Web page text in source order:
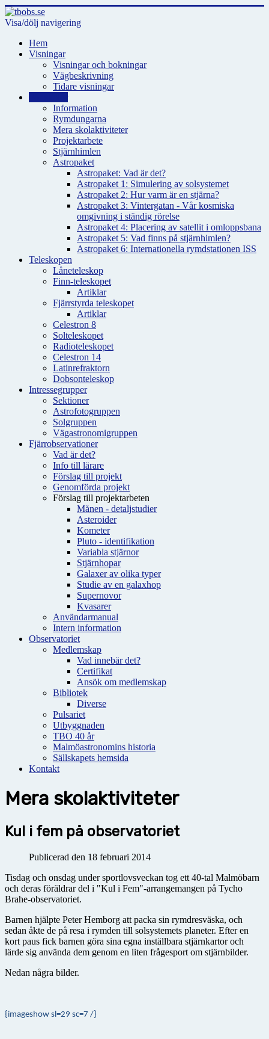
Visa/dölj navigering
Hem
Visningar
Visningar och bokningar
Vägbeskrivning
Tidare visningar
Information
Rymdungarna
Mera skolaktiviteter
Projektarbete
Stjärnhimlen
Astropaket
Astropaket: Vad är det?
Astropaket 1: Simulering av solsystemet
Astropaket 2: Hur varm är en stjärna?
Astropaket 3: Vintergatan - Vår kosmiska
omgivning i ständig rörelse
Astropaket 4: Placering av satellit i omloppsbana
Astropaket 5: Vad finns på stjärnhimlen?
Astropaket 6: Internationella rymdstationen ISS
Teleskopen
Låneteleskop
Finn-teleskopet
Artiklar
Fjärrstyrda teleskopet
Artiklar
Celestron 8
Solteleskopet
Radioteleskopet
Celestron 14
Latinrefraktorn
Dobsonteleskop
Intressegrupper
Sektioner
Astrofotogruppen
Solgruppen
Vägastronomigruppen
Fjärrobservationer
Vad är det?
Info till lärare
Förslag till projekt
Genomförda projekt
Förslag till projektarbeten
Månen - detaljstudier
Asteroider
Kometer
Pluto - identifikation
Variabla stjärnor
Stjärnhopar
Galaxer av olika typer
Studie av en galaxhop
Supernovor
Kvasarer
Användarmanual
Intern information
Observatoriet
Medlemskap
Vad innebär det?
Certifikat
Ansök om medlemskap
Bibliotek
Diverse
Pulsariet
Utbyggnaden
TBO 40 år
Malmöastronomins historia
Sällskapets hemsida
Kontakt
Mera skolaktiviteter
Kul i fem på observatoriet
Publicerad den 18 februari 2014
Tisdag och onsdag under sportlovsveckan tog ett 40-tal Malmöbarn
och deras föräldrar del i "Kul i Fem"-arrangemangen på Tycho
Brahe-observatoriet.
Barnen hjälpte Peter Hemborg att packa sin rymdresväska, och
sedan åkte de på resa i rymden till solsystemets planeter. Efter en
kort paus fick barnen göra sina egna inställbara stjärnkartor och
lärde sig använda dem genom en liten frågesport om stjärnbilder.
Nedan några bilder.
{imageshow sl=29 sc=7 /}